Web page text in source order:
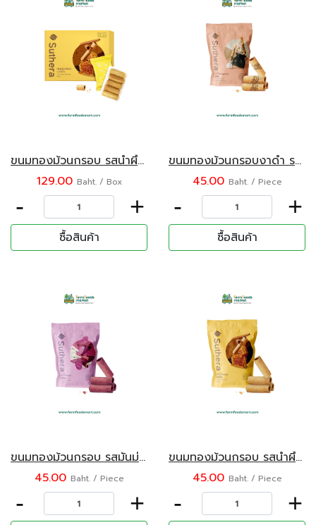
ขนมทองม้วนกรอบ รสน้ำผึ้ง ตรา Suthera 192 กรัม
129.00 Baht. / Box
- +
ซื้อสินค้า
ขนมทองม้วนกรอบงาดำ รสเค็ม ตรา Suthera 70 กรัม
45.00 Baht. / Piece
- +
ซื้อสินค้า
ขนมทองม้วนกรอบ รสมันม่วง ตรา Suthera 70 กรัม
45.00 Baht. / Piece
- +
ขนมทองม้วนกรอบ รสน้ำผึ้ง ตรา Suthera 70 กรัม
45.00 Baht. / Piece
- +